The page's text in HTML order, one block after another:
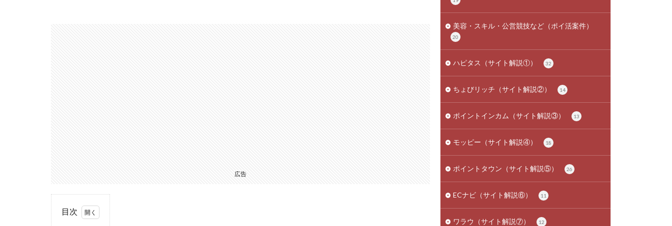
広告
目次
美容・スキル・公営競技など（ポイ活案件）
20
ハピタス（サイト解説①） 32
ちょびリッチ（サイト解説②） 14
ポイントインカム（サイト解説③） 13
モッピー（サイト解説④） 18
ポイントタウン（サイト解説⑤） 26
ECナビ（サイト解説⑥） 11
ワラウ（サイト解説⑦） 12